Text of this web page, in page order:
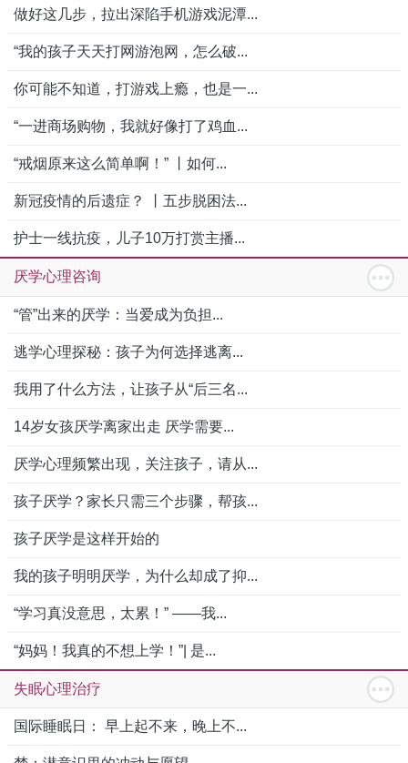
做好这几步，拉出深陷手机游戏泥潭...
“我的孩子天天打网游泡网，怎么破...
你可能不知道，打游戏上瘾，也是一...
“一进商场购物，我就好像打了鸡血...
“戒烟原来这么简单啊！” 丨如何...
新冠疫情的后遗症？ 丨五步脱困法...
护士一线抗疫，儿子10万打赏主播...
厌学心理咨询
“管”出来的厌学：当爱成为负担...
逃学心理探秘：孩子为何选择逃离...
我用了什么方法，让孩子从“后三名...
14岁女孩厌学离家出走 厌学需要...
厌学心理频繁出现，关注孩子，请从...
孩子厌学？家长只需三个步骤，帮孩...
孩子厌学是这样开始的
我的孩子明明厌学，为什么却成了抑...
“学习真没意思，太累！” ——我...
“妈妈！我真的不想上学！”| 是...
失眠心理治疗
国际睡眠日： 早上起不来，晚上不...